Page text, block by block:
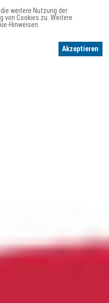
weitere Nutzung der
von Cookies zu. Weitere
Hinweisen.
Akzeptieren